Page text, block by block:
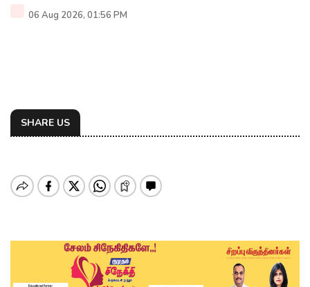
06 Aug 2026, 01:56 PM
SHARE US